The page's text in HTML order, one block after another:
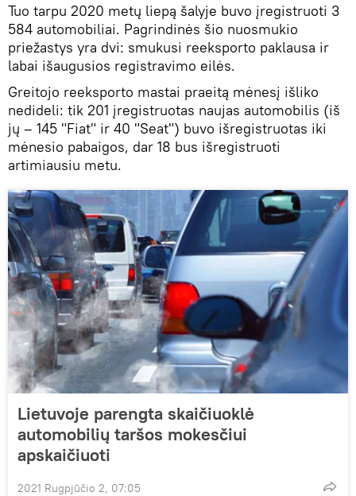
Tuo tarpu 2020 metų liepą šalyje buvo įregistruoti 3
584 automobiliai. Pagrindinės šio nuosmukio
priežastys yra dvi: smukusi reeksporto paklausa ir
labai išaugusios registravimo eilės.
Greitojo reeksporto mastai praeitą mėnesį išliko
nedideli: tik 201 įregistruotas naujas automobilis (iš
jų – 145 "Fiat" ir 40 "Seat") buvo išregistruotas iki
mėnesio pabaigos, dar 18 bus išregistruoti
artimiausiu metu.
Lietuvoje parengta skaičiuoklė
automobilių taršos mokesčiui
apskaičiuoti
2021 Rugpjūčio 2, 07:05